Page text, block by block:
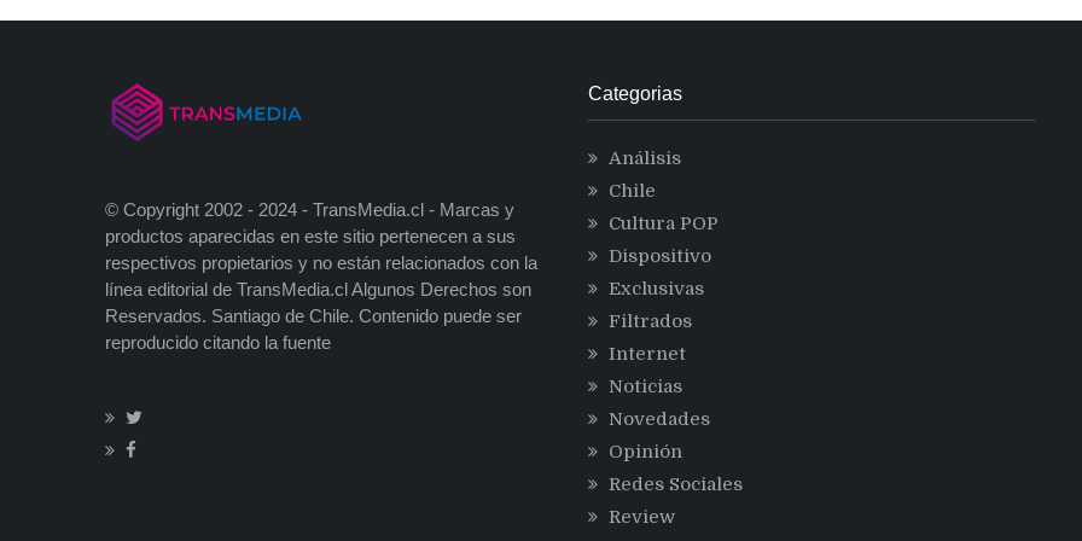
entradas
© Copyright 2002 - 2024 - TransMedia.cl - Marcas y
productos aparecidas en este sitio pertenecen a sus
respectivos propietarios y no están relacionados con la
línea editorial de TransMedia.cl Algunos Derechos son
Reservados. Santiago de Chile. Contenido puede ser
reproducido citando la fuente
Categorias
Análisis
Chile
Cultura POP
Dispositivo
Exclusivas
Filtrados
Internet
Noticias
Novedades
Opinión
Redes Sociales
Review